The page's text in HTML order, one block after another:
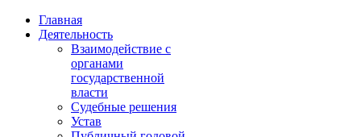
Главная
Деятельность
Взаимодействие с
органами
государственной
власти
Судебные решения
Устав